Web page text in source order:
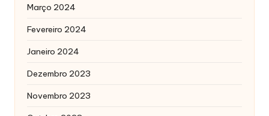
Março 2024
Fevereiro 2024
Janeiro 2024
Dezembro 2023
Novembro 2023